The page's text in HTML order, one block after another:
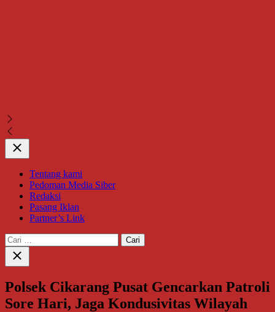
Close
Tentang kami
Pedoman Media Siber
Redaksi
Pasang Iklan
Partner’s Link
Cari
untuk:
Close
search
Polsek Cikarang Pusat Gencarkan Patroli
Sore Hari, Jaga Kondusivitas Wilayah